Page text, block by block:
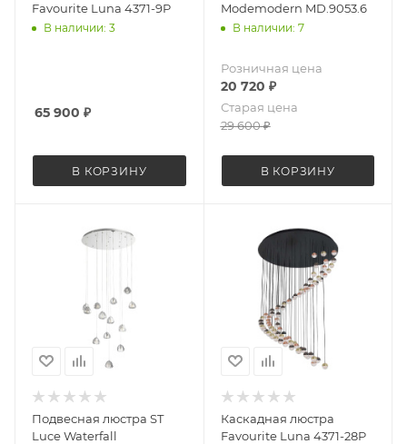
Favourite Luna 4371-9P
В наличии: 3
65 900 ₽
В КОРЗИНУ
Modemodern MD.9053.6
В наличии: 7
Розничная цена
20 720 ₽
Старая цена
29 600₽
В КОРЗИНУ
Подвесная люстра ST
Luce Waterfall
Каскадная люстра
Favourite Luna 4371-28P